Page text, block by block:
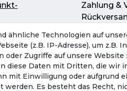
Zahlung &
Hinweise
ähnliche Technologien auf
(z.B. IP-Adresse), um z.B.
Zugriffe auf unsere
diese Daten mit Dritten, die wir
mit Einwilligung oder aufgrund
werden. Es besteht das Recht,